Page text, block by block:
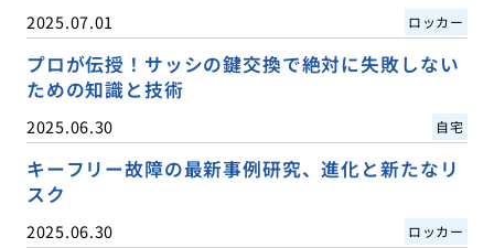
2025.07.01 ロッカー
プロが伝授！サッシの鍵交換で絶対に失敗しない
ための知識と技術
2025.06.30 自宅
キーフリー故障の最新事例研究、進化と新たなリ
スク
2025.06.30 ロッカー